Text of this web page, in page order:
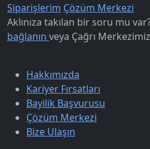
Siparişlerim Çözüm Merkezi
Aklınıza takılan bir soru mu
bağlanın veya Çağrı
Hakkımızda
Kariyer Fırsatları
Bayilik Başvurusu
Çözüm Merkezi
Bize Ulaşın